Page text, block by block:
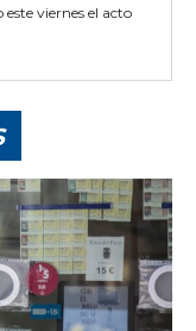
viernes el acto